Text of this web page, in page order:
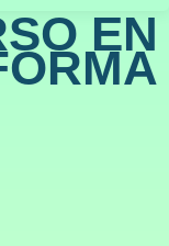
EN